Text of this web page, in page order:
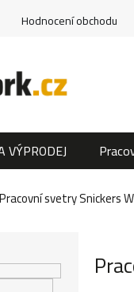
Hodnocení obchodu
VÝPRODEJ
Pracovní svetry Snickers